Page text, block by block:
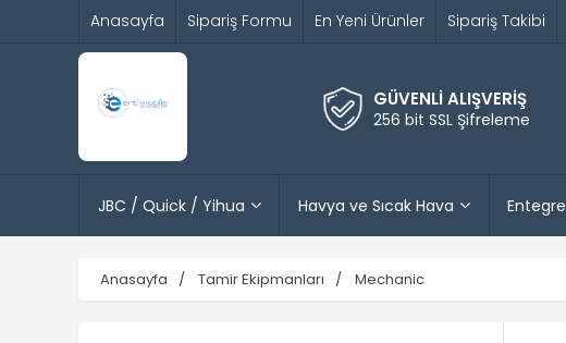
Anasayfa Sipariş Formu En Yeni Ürünler Sipariş Takibi
GÜVENLİ ALIŞVERİŞ
256 bit SSL Şifreleme
JBC / Quick / Yihua Havya ve Sıcak Hava Entegre
Anasayfa Tamir Ekipmanları Mechanic